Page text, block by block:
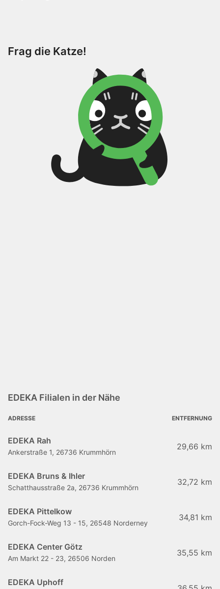
Frag die Katze!
EDEKA Filialen in der Nähe
ADRESSE ENTFERNUNG
EDEKA Rah
Ankerstraße 1, 26736 Krummhörn
29,66 km
EDEKA Bruns & Ihler
Schatthausstraße 2a, 26736 Krummhörn
32,72 km
EDEKA Pittelkow
Gorch-Fock-Weg 13 - 15, 26548 Norderney
34,81 km
EDEKA Center Götz
Am Markt 22 - 23, 26506 Norden
35,55 km
EDEKA Uphoff